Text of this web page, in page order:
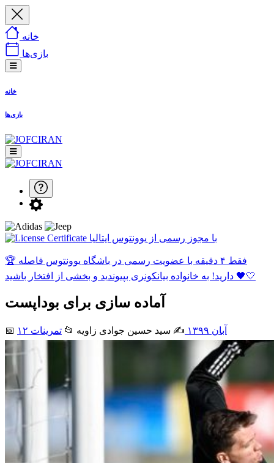
خانه
بازی‌ها
خانه
بازی‌ها
با مجوز رسمی از یوونتوس ایتالیا
🏆 فقط ۴ دقیقه با عضویت رسمی در باشگاه یوونتوس فاصله
دارید! به خانواده بیانکونری بپیوندید و بخشی از افتخار باشید 🖤🤍
آماده سازی برای بوداپست
📅 ۱۲ آبان ۱۳۹۹ ✍️ سید حسین جوادی زاويه 📂 تمرینات